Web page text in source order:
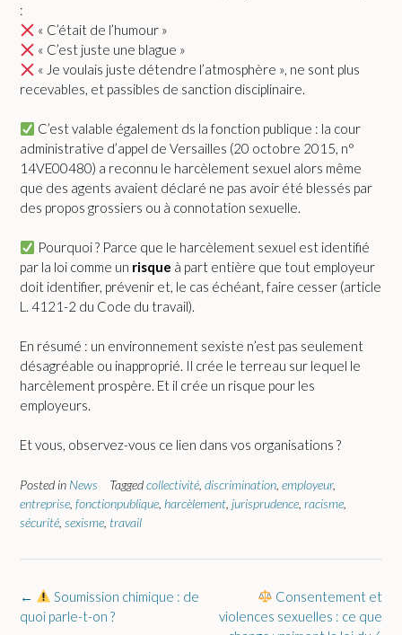
:
« C’était de l’humour »
« C’est juste une blague »
« Je voulais juste détendre l’atmosphère », ne sont plus
recevables, et passibles de sanction disciplinaire.
C’est valable également ds la fonction publique : la cour
administrative d’appel de Versailles (20 octobre 2015, n°
14VE00480) a reconnu le harcèlement sexuel alors même
que des agents avaient déclaré ne pas avoir été blessés par
des propos grossiers ou à connotation sexuelle.
Pourquoi ? Parce que le harcèlement sexuel est identifié
par la loi comme un risque à part entière que tout employeur
doit identifier, prévenir et, le cas échéant, faire cesser (article
L. 4121-2 du Code du travail).
En résumé : un environnement sexiste n’est pas seulement
désagréable ou inapproprié. Il crée le terreau sur lequel le
harcèlement prospère. Et il crée un risque pour les
employeurs.
Et vous, observez-vous ce lien dans vos organisations ?
Posted in News Taggedcollectivité discrimination employeur,
entreprise fonctionpublique harcèlement jurisprudence racisme
sécurité sexisme travail
Post
navigation
Consentement et
violences sexuelles : ce que
←
Soumission chimique : de
quoi parle-t-on ?